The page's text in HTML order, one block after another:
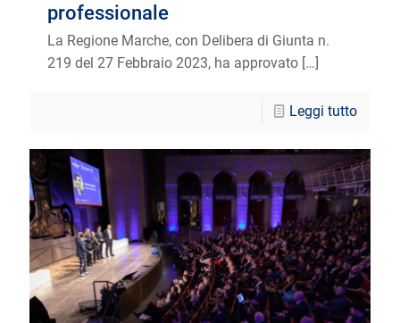
professionale
La Regione Marche, con Delibera di Giunta n.
219 del 27 Febbraio 2023, ha approvato […]
Leggi tutto